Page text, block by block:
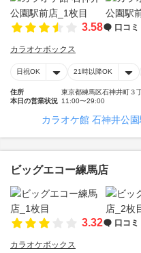
3.58 口コミ
カラオケボックス
日祝OK 21時以降OK
住所
東京都練馬区石神井町３
本日の営業状況 11:00〜29:00
カラオケ館 石神井公
ビッグエコー練馬店
3.32 口コミ
カラオケボックス